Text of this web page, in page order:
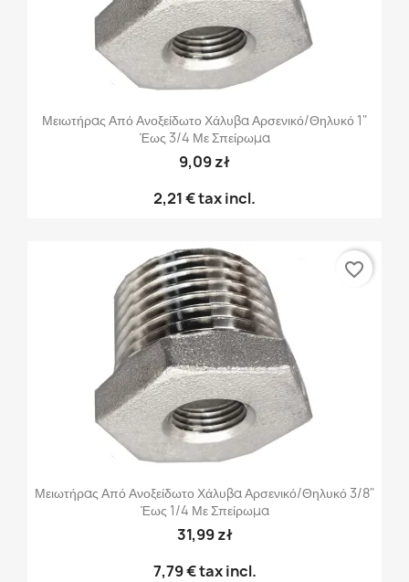
Μειωτήρας Από Ανοξείδωτο Χάλυβα Αρσενικό/θηλυκό 1"
Έως 3/4 Με Σπείρωμα
9,09 zł
2,21 €tax incl.
Μειωτήρας Από Ανοξείδωτο Χάλυβα Αρσενικό/θηλυκό 3/8"
Έως 1/4 Με Σπείρωμα
31,99 zł
7,79 €tax incl.
favorite_border